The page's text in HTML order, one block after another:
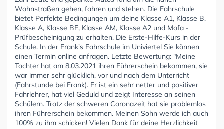
Wohnstraßen gehen, fahren und stehen. Die Fahrschule
bietet Perfekte Bedingungen um deine Klasse A1, Klasse B,
Klasse A, Klasse BE, Klasse AM, Klasse A2 und Mofa -
Prüfbescheinigung zu erhalten. Die Erste-Hilfe-Kurs in der
Schule. In der Frank's Fahrschule im Univiertel Sie können
einen Termin online anfragen. Letzte Bewertung: "Meine
Tochter hat am 8.03.2021 ihren Führerschein bekommen, sie
war immer sehr glücklich, vor und nach dem Unterricht
(Fahrstunde bei Frank). Er ist ein sehr netter und positiver
Fahrlehrer, hat viel Geduld und zeigt Interesse an seinen
Schülern. Trotz der schweren Coronazeit hat sie problemlos
ihren Führerschein bekommen. Meinen Sohn werde ich auch
100% zu ihm schicken! Vielen Dank für deine Herzlichkeit